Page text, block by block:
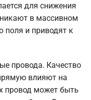
для снижения
в массивном
поля и приводят к
провода. Качество
влияют на
провод может быть